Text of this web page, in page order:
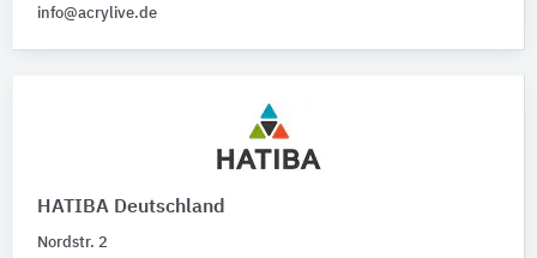
info@acrylive.de
HATIBA Deutschland
Nordstr. 2